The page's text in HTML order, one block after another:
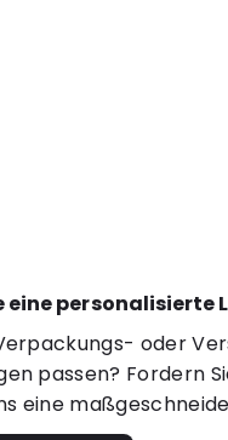
eine personalisierte
oder
passen? Fordern
eine